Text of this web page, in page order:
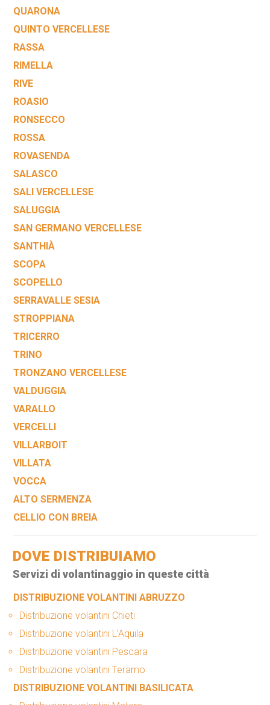
QUARONA
QUINTO VERCELLESE
RASSA
RIMELLA
RIVE
ROASIO
RONSECCO
ROSSA
ROVASENDA
SALASCO
SALI VERCELLESE
SALUGGIA
SAN GERMANO VERCELLESE
SANTHIÀ
SCOPA
SCOPELLO
SERRAVALLE SESIA
STROPPIANA
TRICERRO
TRINO
TRONZANO VERCELLESE
VALDUGGIA
VARALLO
VERCELLI
VILLARBOIT
VILLATA
VOCCA
ALTO SERMENZA
CELLIO CON BREIA
DOVE DISTRIBUIAMO
Servizi di volantinaggio in queste città
DISTRIBUZIONE VOLANTINI ABRUZZO
Distribuzione volantini Chieti
Distribuzione volantini L’Aquila
Distribuzione volantini Pescara
Distribuzione volantini Teramo
DISTRIBUZIONE VOLANTINI BASILICATA